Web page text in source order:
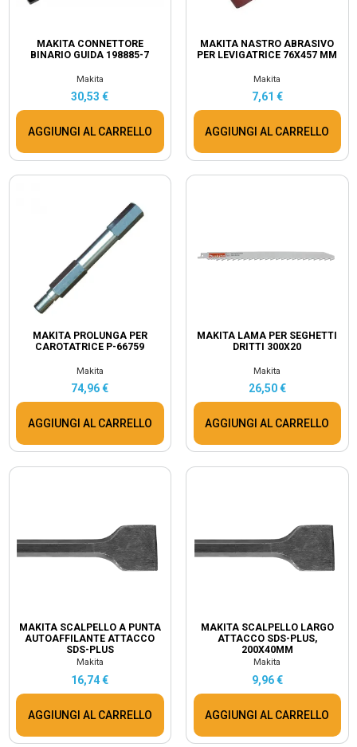
MAKITA CONNETTORE
BINARIO GUIDA 198885-7
Makita
30,53 €
AGGIUNGI AL CARRELLO
MAKITA NASTRO ABRASIVO
PER LEVIGATRICE 76X457 MM
Makita
7,61 €
AGGIUNGI AL CARRELLO
MAKITA PROLUNGA PER
CAROTATRICE P-66759
Makita
74,96 €
AGGIUNGI AL CARRELLO
MAKITA LAMA PER SEGHETTI
DRITTI 300X20
Makita
26,50 €
AGGIUNGI AL CARRELLO
MAKITA SCALPELLO A PUNTA
AUTOAFFILANTE ATTACCO
SDS-PLUS
Makita
16,74 €
AGGIUNGI AL CARRELLO
MAKITA SCALPELLO LARGO
ATTACCO SDS-PLUS,
200X40MM
Makita
9,96 €
AGGIUNGI AL CARRELLO